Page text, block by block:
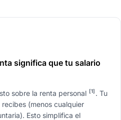
significa que tu salario
sobre la renta personal [1] . Tu
(menos cualquier
Esto simplifica el